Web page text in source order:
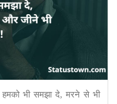
हमको भी समझा दे, मरने से भी